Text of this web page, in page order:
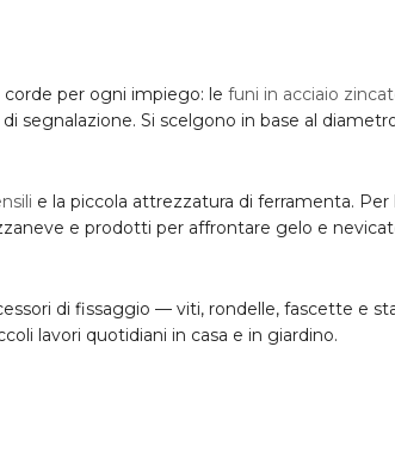
corde per ogni impiego: le funi in acciaio
segnalazione. Si scelgono in base al
e la piccola attrezzatura di ferramenta. Per
e prodotti per affrontare gelo e
di fissaggio — viti, rondelle, fascette e
lavori quotidiani in casa e in giardino.